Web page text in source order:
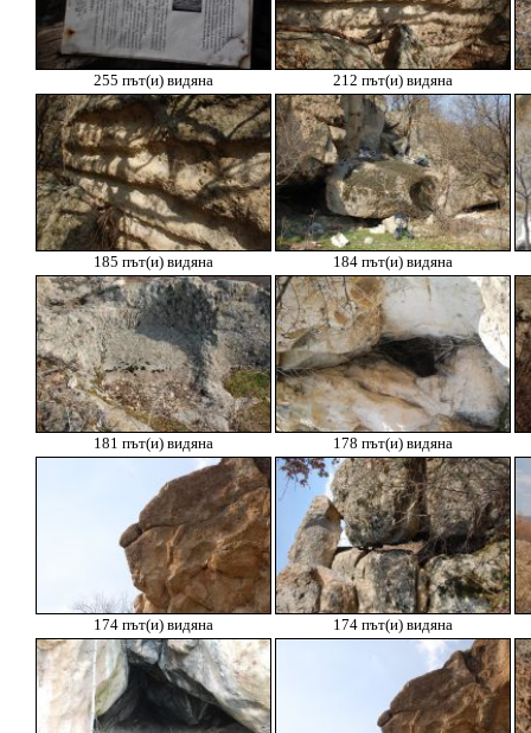
255 път(и) видяна 212 път(и) видяна
185 път(и) видяна 184 път(и) видяна
181 път(и) видяна 178 път(и) видяна
174 път(и) видяна 174 път(и) видяна